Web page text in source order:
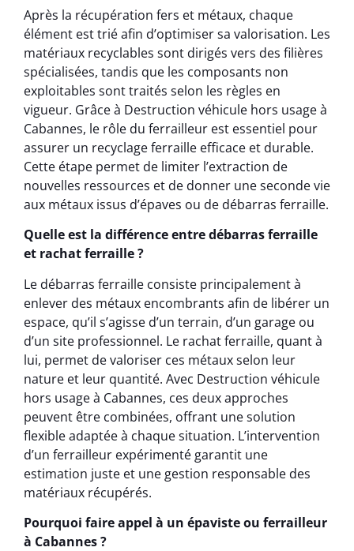
Après la récupération fers et métaux, chaque
élément est trié afin d’optimiser sa valorisation. Les
matériaux recyclables sont dirigés vers des filières
spécialisées, tandis que les composants non
exploitables sont traités selon les règles en
vigueur. Grâce à Destruction véhicule hors usage à
Cabannes, le rôle du ferrailleur est essentiel pour
assurer un recyclage ferraille efficace et durable.
Cette étape permet de limiter l’extraction de
nouvelles ressources et de donner une seconde vie
aux métaux issus d’épaves ou de débarras ferraille.
Quelle est la différence entre débarras ferraille
et rachat ferraille ?
Le débarras ferraille consiste principalement à
enlever des métaux encombrants afin de libérer un
espace, qu’il s’agisse d’un terrain, d’un garage ou
d’un site professionnel. Le rachat ferraille, quant à
lui, permet de valoriser ces métaux selon leur
nature et leur quantité. Avec Destruction véhicule
hors usage à Cabannes, ces deux approches
peuvent être combinées, offrant une solution
flexible adaptée à chaque situation. L’intervention
d’un ferrailleur expérimenté garantit une
estimation juste et une gestion responsable des
matériaux récupérés.
Pourquoi faire appel à un épaviste ou ferrailleur
à Cabannes ?